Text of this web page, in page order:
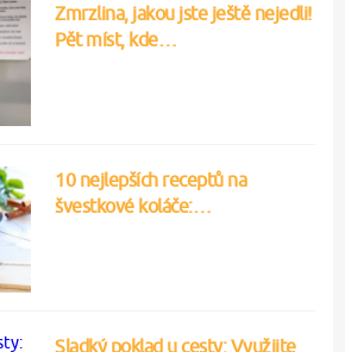
Zmrzlina, jakou jste ještě nejedli!
Pět míst, kde…
10 nejlepších receptů na
švestkové koláče:…
Sladký poklad u cesty: Využijte